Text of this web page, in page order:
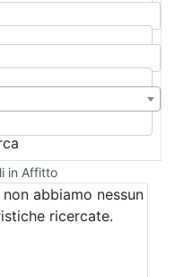
in Affitto
abbiamo nessun
ricercate.